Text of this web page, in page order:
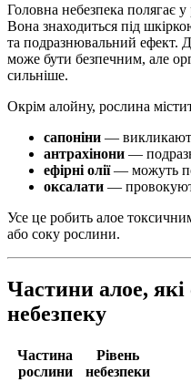
Головна небезпека полягає у
Вона знаходиться під
та подразнювальний ефект.
може бути безпечним, але
сильніше.
Окрім алойну, рослина
сапоніни —
антрахінони —
ефірні олії— можуть
оксалати —
Усе це робить алое
або соку рослини.
Частини алое, які
небезпеку
Частина
рослини
Рівень
небезпеки